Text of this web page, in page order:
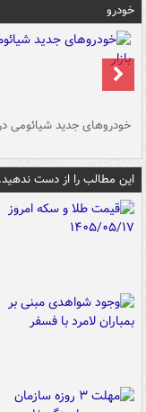
خودرو
خودروهای جدید شیائومی در
این مطالب را از دست